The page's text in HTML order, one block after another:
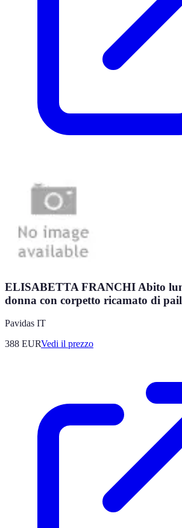
ELISABETTA FRANCHI Abito
donna con corpetto ricamato di
Pavidas IT
388 EURVedi il prezzo